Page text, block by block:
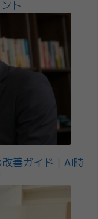
ト
善ガイド｜AI時